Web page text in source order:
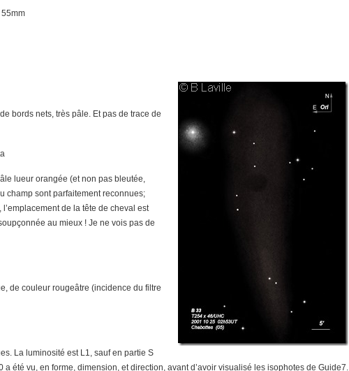
bords nets, très pâle. Et pas de trace de
lueur orangée (et non pas bleutée,
champ sont parfaitement reconnues;
de la tête de cheval est
au mieux ! Je ne vois pas de
de couleur rougeâtre (incidence du filtre
La luminosité est L1, sauf en partie S
été vu, en forme, dimension, et direction, avant d’avoir visualisé les isophotes de Guide7.